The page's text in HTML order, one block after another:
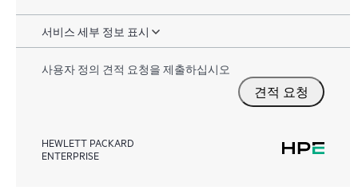
서비스 세부 정보 표시
사용자 정의 견적 요청을 제출하십시오
견적 요청
HEWLETT PACKARD
ENTERPRISE